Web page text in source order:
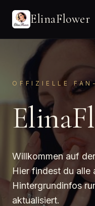
ElinaFlower
OFFIZIELLE
Willkommen auf
Hier findest du alle
Hintergrundinfos
aktualisiert.